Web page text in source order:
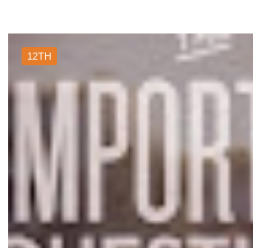
12TH